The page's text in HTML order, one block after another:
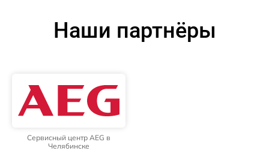
Наши партнёры
Сервисный центр AEG в
Челябинске